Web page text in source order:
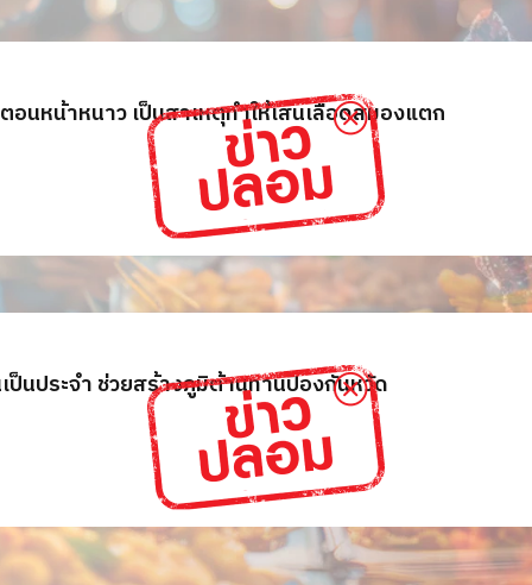
อนหน้าหนาว เป็นสาเหตุทำให้เส้นเลือดสมองแตก
นประจำ ช่วยสร้างภูมิต้านทานป้องกันหวัด